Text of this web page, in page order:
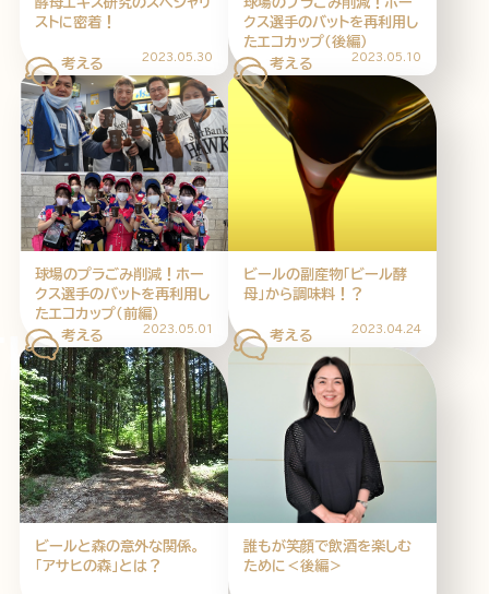
THINK
ストに密着！
2023.05.30
クス選手のバットを再利用し
たエコカップ（後編）
2023.05.10
球場のプラごみ削減！ホー
クス選手のバットを再利用し
たエコカップ（前編）
2023.05.01
ビールの副産物「ビール酵
母」から調味料！？
2023.04.24
ビールと森の意外な関係。
「アサヒの森」とは？
誰もが笑顔で飲酒を楽しむ
ために＜後編＞